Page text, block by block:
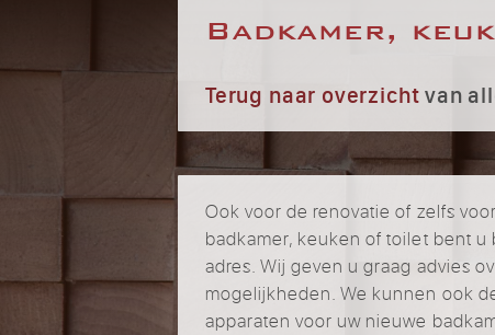
Badkamer,
Terug naar overzichtvan
Ook voor de renovatie of zelfs
badkamer, keuken of toilet bent u
adres. Wij geven u graag advies
mogelijkheden. We kunnen ook
apparaten voor uw nieuwe